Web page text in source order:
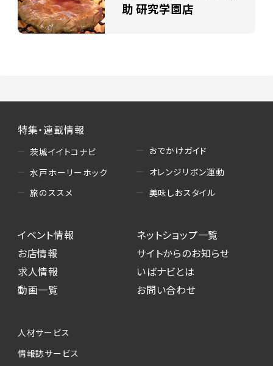
助 研究学園店
特集・連載情報
茨城イイトコナビ
水戸ホーリーホック
旅のススメ
おでかけガイド
オレンジリボン運動
美味しおスタイル
イベント情報
お店情報
求人情報
動画一覧
ネットショップ一覧
サイトからのお知らせ
いばナビとは
お問い合わせ
人材サービス
情報誌サービス